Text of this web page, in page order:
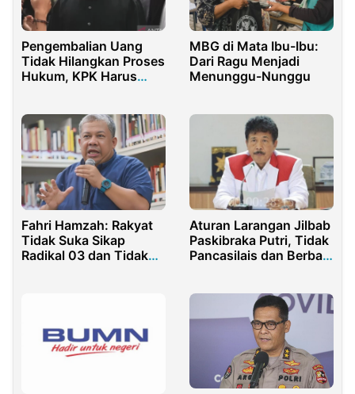
Pengembalian Uang
Tidak Hilangkan Proses
Hukum, KPK Harus
MBG di Mata Ibu-Ibu:
Dari Ragu Menjadi
Menunggu-Nunggu
Fahri Hamzah: Rakyat
Tidak Suka Sikap
Radikal 03 dan Tidak
Aturan Larangan Jilbab
Paskibraka Putri, Tidak
Pancasilais dan Berbau